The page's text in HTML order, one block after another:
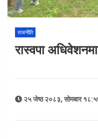
राजनीति
रास्वपा
२५ जेष्ठ २०८३, सोमबार